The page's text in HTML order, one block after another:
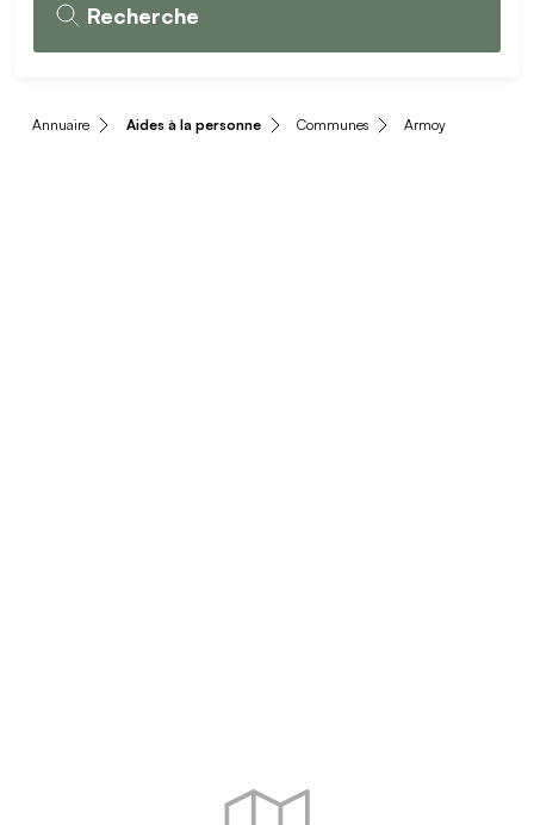
Recherche
Annuaire Aides à la personne Communes Armoy